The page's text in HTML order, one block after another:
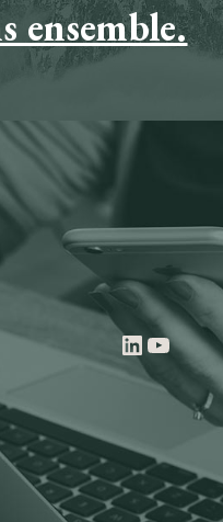
ensemble.